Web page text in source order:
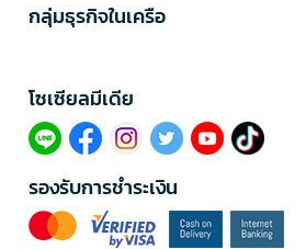
กลุ่มธุรกิจในเครือ
โซเซียลมีเดีย​
รองรับการชำระเงิน